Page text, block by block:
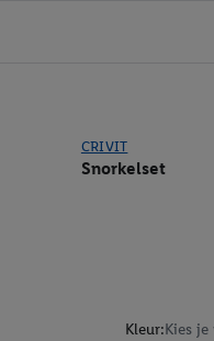
CRIVIT
Snorkelset
Kleur:Kies